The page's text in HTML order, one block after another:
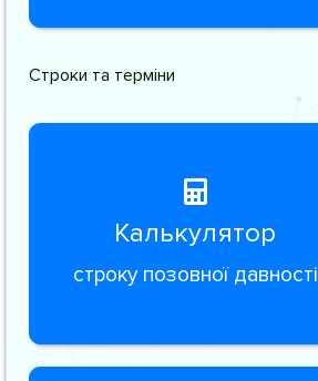
Строки та терміни
Калькулятор
строку позовної давності